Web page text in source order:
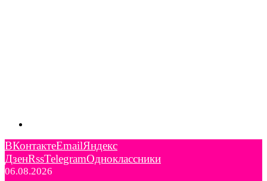
ВКонтактеEmailЯндекс
ДзенRssTelegramОдноклассники
06.08.2026